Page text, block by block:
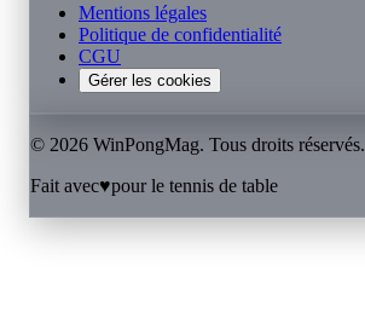
Mentions légales
Politique de confidentialité
CGU
Gérer les cookies
© 2026 WinPongMag. Tous droits réservés.
Fait avec♥pour le tennis de table